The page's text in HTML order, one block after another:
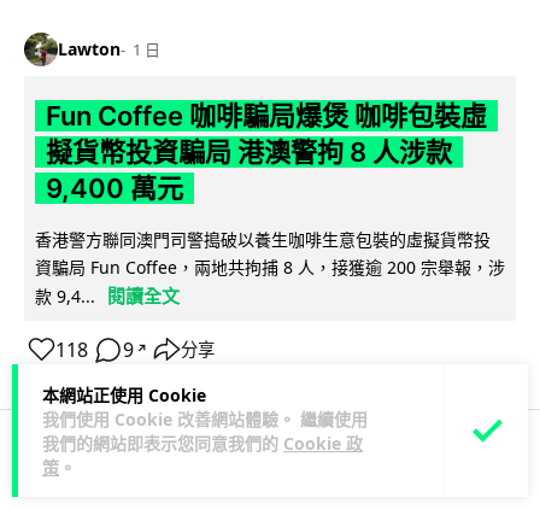
本網站正使用 Cookie
我們使用 Cookie 改善網站體驗。 繼續使用
我們的網站即表示您同意我們的 Cookie 政
策 。
Lawton 1 日
Fun Coffee 咖啡騙局爆煲 咖啡包裝虛
擬貨幣投資騙局 港澳警拘 8 人涉款
9,400 萬元
香港警方聯同澳門司警搗破以養生咖啡生意包裝的虛擬貨幣投
資騙局 Fun Coffee，兩地共拘捕 8 人，接獲逾 200 宗舉報，涉
款 9,4...
閱讀全文
118 9 ↗ 分享
科技娛樂